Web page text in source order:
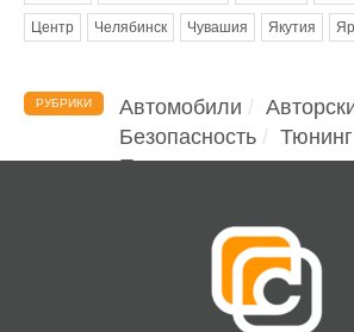
Центр Челябинск Чувашия Якутия
РУБРИКИ Автомобили
Безопасность
Тюнинг
Помощь водителю